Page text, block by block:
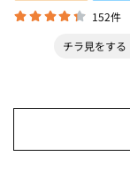
152件
チラ見をする